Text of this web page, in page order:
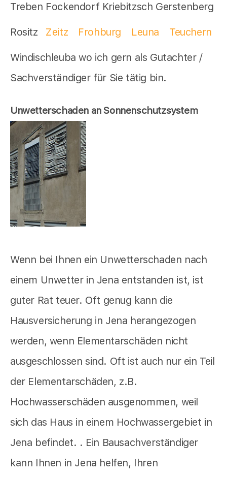
Treben Fockendorf Kriebitzsch Gerstenberg
Rositz Zeitz Frohburg Leuna Teuchern
Windischleuba wo ich gern als Gutachter /
Sachverständiger für Sie tätig bin.
Unwetterschaden an Sonnenschutzsystem
Wenn bei Ihnen ein Unwetterschaden nach
einem Unwetter in Jena entstanden ist, ist
guter Rat teuer. Oft genug kann die
Hausversicherung in Jena herangezogen
werden, wenn Elementarschäden nicht
ausgeschlossen sind. Oft ist auch nur ein Teil
der Elementarschäden, z.B.
Hochwasserschäden ausgenommen, weil
sich das Haus in einem Hochwassergebiet in
Jena befindet. . Ein Bausachverständiger
kann Ihnen in Jena helfen, Ihren